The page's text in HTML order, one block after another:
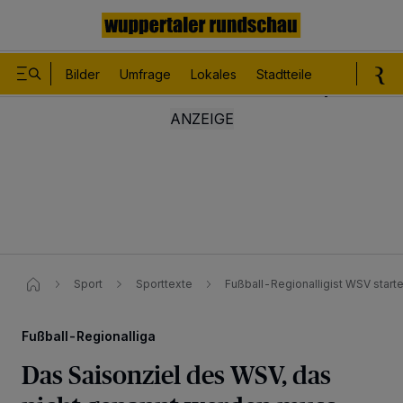
Bilder Umfrage Lokales Stadtteile
Sport Sporttexte Fußball-Regionalligist WSV
Fußball-Regionalliga
Das Saisonziel des WSV, das